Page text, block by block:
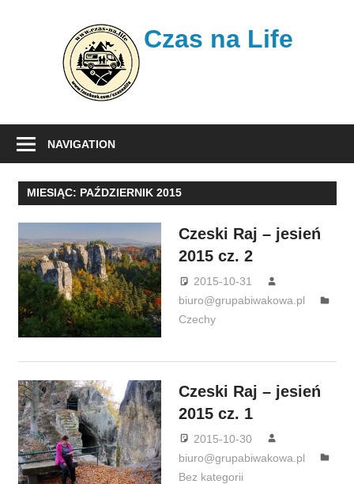
Czas na Life
to
dziennik
podróży,
w
którym
opisujemy
nasze
wojaże.
NAVIGATION
MIESIĄC: PAŹDZIERNIK 2015
Czeski Raj – jesień
2015 cz. 2
2015-10-31
biuro@grupabiwakowa.pl
Czechy
Czeski Raj – jesień
2015 cz. 1
2015-10-30
biuro@grupabiwakowa.pl
Bez kategorii